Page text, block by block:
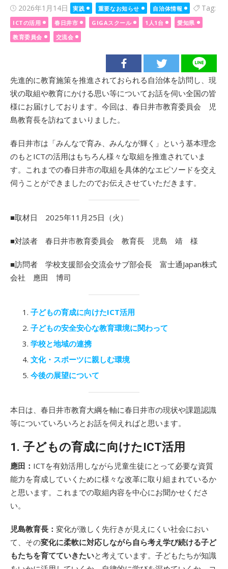
Posted
on
2026年1月14日 実践 重要なお知らせ 自治体情報 Tag:
ICTの活用 春日井市 GIGAスクール 1人1台
愛知県
教育委員会
交流会
先進的に教育施策を推進されておられる自治体を訪問し、現
状の取組や教育にかける思い等についてお話を伺い全国の皆
様にお届けしております。今回は、春日井市教育委員会 児
島教育長を訪ねてまいりました。
春日井市は「みんなで育み、みんなが輝く」という基本理念
のもとICTの活用はもちろん様々な取組を推進されていま
す。これまでの春日井市の取組を具体的なエピソードを交え
伺うことができましたのでお伝えさせていただきます。
■取材日 2025年11月25日（火）
■対談者 春日井市教育委員会 教育長 児島 靖 様
■訪問者 学校支援部会交流会サブ部会長 富士通Japan株式
会社 應田 博司
子どもの育成に向けたICT活用
子どもの安全安心な教育環境に関わって
学校と地域の連携
文化・スポーツに親しむ環境
今後の展望について
本日は、春日井市教育大綱を軸に春日井市の現状や課題認識
等についていろいろとお話を伺えればと思います。
1. 子どもの育成に向けたICT活用
應田： ICTを有効活用しながら児童生徒にとって必要な資質
能力を育成していくために様々な改革に取り組まれているか
と思います。これまでの取組内容を中心にお聞かせくださ
い。
児島教育長： 変化が激しく先行きが見えにくい社会におい
て、その変化に柔軟に対応しながら自ら考え学び続ける子ど
もたちを育てていきたいと考えています。子どもたちが知識